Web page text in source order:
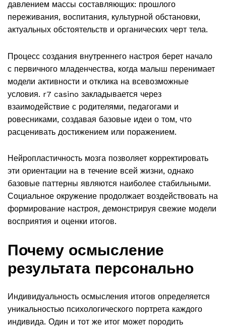
давлением массы составляющих: прошлого
переживания, воспитания, культурной обстановки,
актуальных обстоятельств и органических черт тела.
Процесс создания внутреннего настроя берет начало
с первичного младенчества, когда малыш перенимает
модели активности и отклика на всевозможные
условия. r7 casino закладывается через
взаимодействие с родителями, педагогами и
ровесниками, создавая базовые идеи о том, что
расценивать достижением или поражением.
Нейропластичность мозга позволяет корректировать
эти ориентации на в течение всей жизни, однако
базовые паттерны являются наиболее стабильными.
Социальное окружение продолжает воздействовать на
формирование настроя, демонстрируя свежие модели
восприятия и оценки итогов.
Почему осмысление
результата персонально
Индивидуальность осмысления итогов определяется
уникальностью психологического портрета каждого
индивида. Один и тот же итог может породить